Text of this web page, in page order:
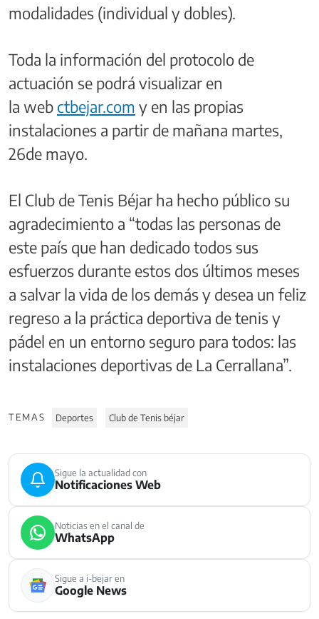
modalidades (individual y dobles).
Toda la información del protocolo de
actuación se podrá visualizar en
la web ctbejar.com y en las propias
instalaciones a partir de mañana martes,
26de mayo.
El Club de Tenis Béjar ha hecho público su
agradecimiento a “todas las personas de
este país que han dedicado todos sus
esfuerzos durante estos dos últimos meses
a salvar la vida de los demás y desea un feliz
regreso a la práctica deportiva de tenis y
pádel en un entorno seguro para todos: las
instalaciones deportivas de La Cerrallana”.
TEMAS Deportes Club de Tenis béjar
Sigue la actualidad con
Notificaciones Web
Noticias en el canal de
WhatsApp
Sigue a i-bejar en
Google News